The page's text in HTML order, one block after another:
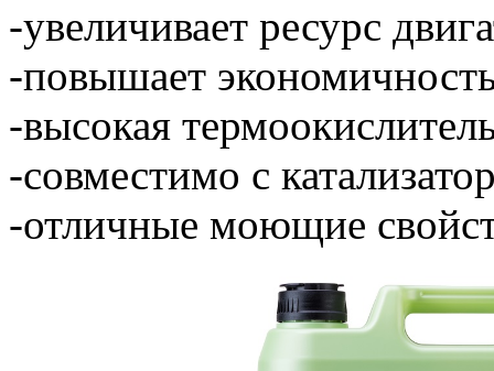
-увеличивает ресурс
-повышает
-высокая
-совместимо с
-отличные моющие